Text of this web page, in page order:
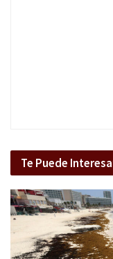
Te Puede